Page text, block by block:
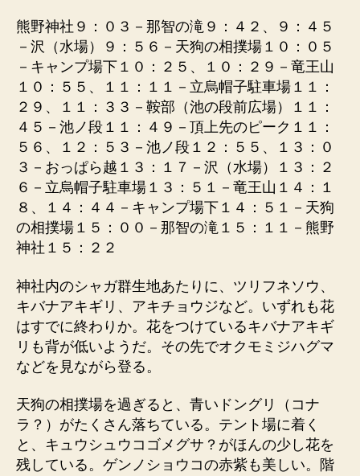
熊野神社９：０３－那智の滝９：４２、９：４５
－沢（水場）９：５６－天狗の相撲場１０：０５
－キャンプ場下１０：２５、１０：２９－竜王山
１０：５５、１１：１１－立烏帽子駐車場１１：
２９、１１：３３－鞍部（池の段前広場）１１：
４５－池ノ段１１：４９－頂上先のピーク１１：
５６、１２：５３－池ノ段１２：５５、１３：０
３－おっぱら越１３：１７－沢（水場）１３：２
６－立烏帽子駐車場１３：５１－竜王山１４：１
８、１４：４４－キャンプ場下１４：５１－天狗
の相撲場１５：００－那智の滝１５：１１－熊野
神社１５：２２
神社内のシャガ群生地あたりに、ツリフネソウ、
キバナアキギリ、アキチョウジなど。いずれも花
はすでに終わりか。花をつけているキバナアキギ
リも背が低いようだ。その先でオクモミジハグマ
などを見ながら登る。
天狗の相撲場を過ぎると、青いドングリ（コナ
ラ？）がたくさん落ちている。テント場に着く
と、キュウシュウコゴメグサ？がほんの少し花を
残している。ゲンノショウコの赤紫も美しい。階